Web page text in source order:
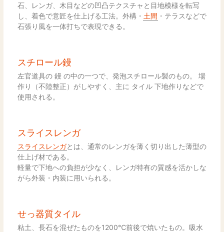
石、レンガ、木目などの凹凸テクスチャと目地模様を転写
し、着色で意匠を仕上げる工法。外構・ 土間 ・テラスなどで
石張り風を一体打ちで表現できる。
スチロール鏝
左官道具の 鏝 の中の一つで、発泡スチロール製のもの。 場
作り（不陸整正）がしやすく、主に タイル 下地作りなどで
使用される。
スライスレンガ
スライスレンガとは、通常のレンガを薄く切り出した薄型の
仕上げ材である。
軽量で下地への負担が少なく、レンガ特有の質感を活かしな
がら外装・内装に用いられる。
せっ器質タイル
粘土、長石を混ぜたものを1200℃前後で焼いたもの。吸水